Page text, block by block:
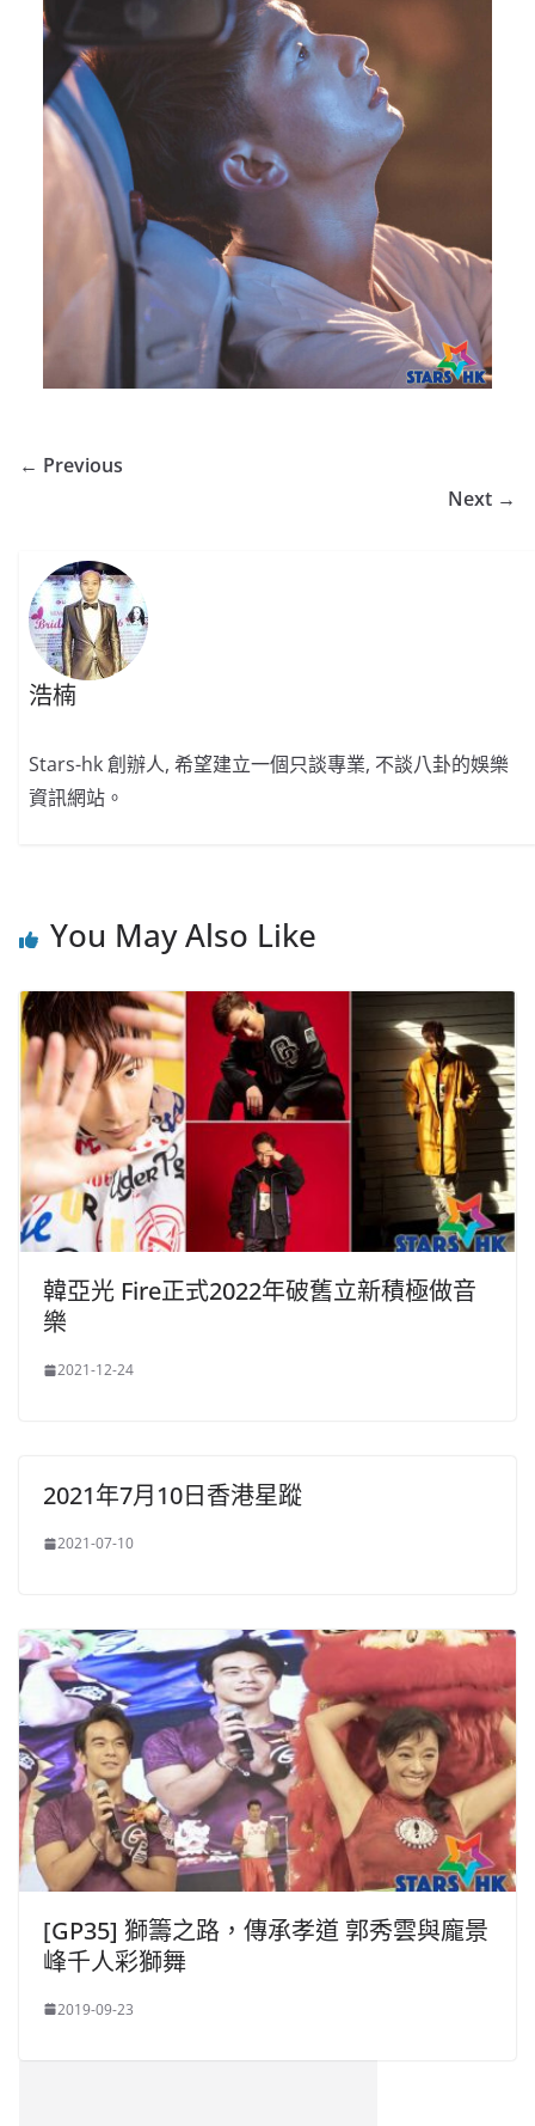
← Previous
Next →
浩楠
Stars-hk 創辦人, 希望建立一個只談專業, 不談八卦的娛樂
資訊網站。
You May Also Like
韓亞光 Fire正式2022年破舊立新積極做音
樂
2021-12-24
2021年7月10日香港星蹤
2021-07-10
[GP35] 獅籌之路，傳承孝道 郭秀雲與龐景
峰千人彩獅舞
2019-09-23